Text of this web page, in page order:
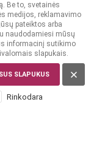
Be to, svetainės
medijos, reklamavimo
pateiktos arba
naudodamiesi mūsų
informacinį sutikimo
slapukais.
SLAPUKUS
Rinkodara